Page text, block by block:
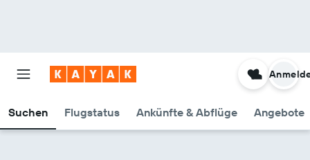
Suchen Flugstatus Ankünfte & Abflüge Angebote